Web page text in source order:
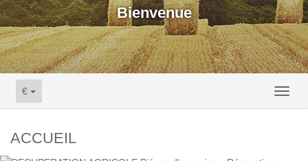
Bienvenue
€
ACCUEIL